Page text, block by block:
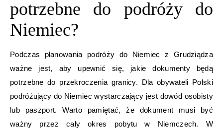
potrzebne do podróży do
Niemiec?
Podczas planowania podróży do Niemiec z Grudziądza
ważne jest, aby upewnić się, jakie dokumenty będą
potrzebne do przekroczenia granicy. Dla obywateli Polski
podróżujący do Niemiec wystarczający jest dowód osobisty
lub paszport. Warto pamiętać, że dokument musi być
ważny przez cały okres pobytu w Niemczech. W